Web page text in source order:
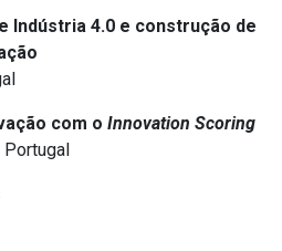
Indústria 4.0 e construção de
com o Innovation Scoring